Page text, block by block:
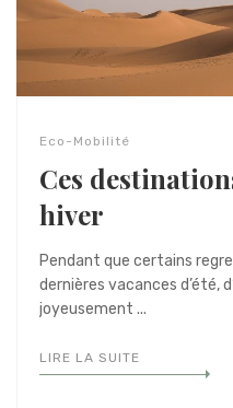
Eco-Mobilité
Ces
hiver
Pendant que certains
dernières vacances d’été,
joyeusement ...
LIRE LA SUITE